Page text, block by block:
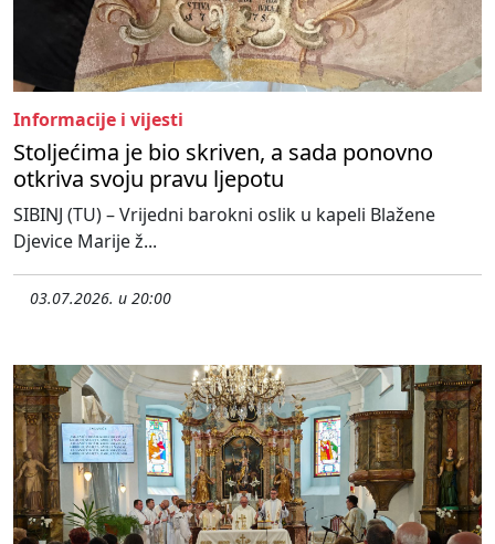
Informacije i vijesti
Stoljećima je bio skriven, a sada ponovno
otkriva svoju pravu ljepotu
SIBINJ (TU) – Vrijedni barokni oslik u kapeli Blažene
Djevice Marije ž...
03.07.2026. u 20:00